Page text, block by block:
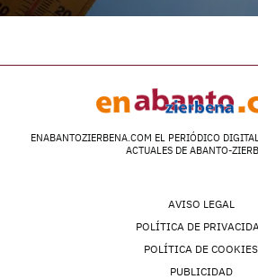
ENABANTOZIERBENA.COM EL PERIÓDICO
ACTUALES DE ABANTO-
AVISO LEGAL
POLÍTICA DE
POLÍTICA DE COOKIES
PUBLICIDAD